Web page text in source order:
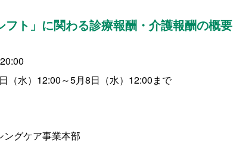
ト」に関わる診療報酬・介護報酬の概要
20:00
日（水） 12:00～5月8日（水） 12:00まで
ケア事業本部